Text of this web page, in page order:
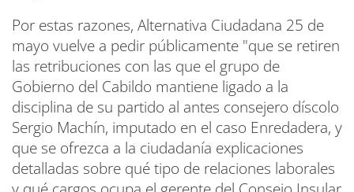
Por estas razones, Alternativa Ciudadana 25 de
mayo vuelve a pedir públicamente "que se retiren
las retribuciones con las que el grupo de
Gobierno del Cabildo mantiene ligado a la
disciplina de su partido al antes consejero díscolo
Sergio Machín, imputado en el caso Enredadera, y
que se ofrezca a la ciudadanía explicaciones
detalladas sobre qué tipo de relaciones laborales